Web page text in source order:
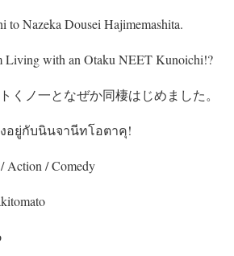
to Nazeka Dousei Hajimemashita.
Living with an Otaku NEET Kunoichi!?
くノ一となぜか同棲はじめました。
อยู่กับนินจานีทโอตาคุ!
Action / Comedy